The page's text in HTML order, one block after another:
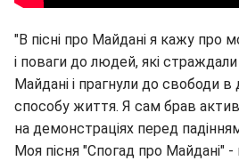
"В пісні про Майдані я кажу про
і поваги до людей, які
Майдані і прагнули до свободи в
способу життя. Я сам брав
на демонстраціях перед
Моя пісня "Спогад про Майдані"